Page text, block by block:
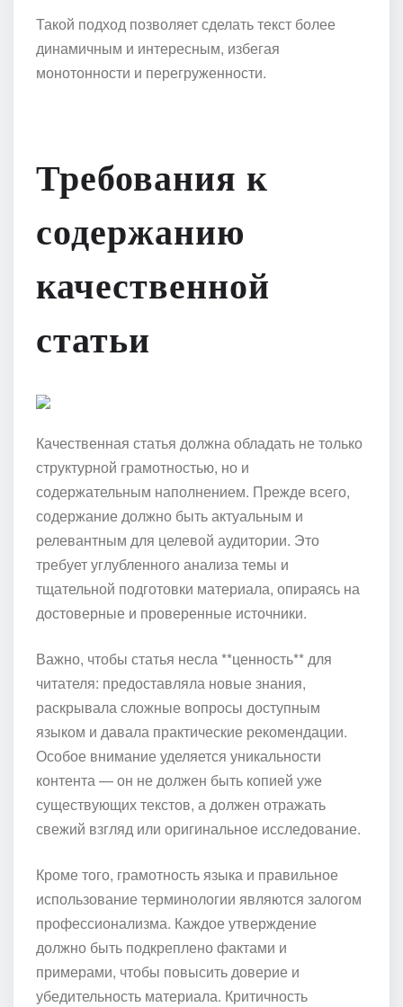
Такой подход позволяет сделать текст более
динамичным и интересным, избегая
монотонности и перегруженности.
Требования к
содержанию
качественной
статьи
Качественная статья должна обладать не только
структурной грамотностью, но и
содержательным наполнением. Прежде всего,
содержание должно быть актуальным и
релевантным для целевой аудитории. Это
требует углубленного анализа темы и
тщательной подготовки материала, опираясь на
достоверные и проверенные источники.
Важно, чтобы статья несла **ценность** для
читателя: предоставляла новые знания,
раскрывала сложные вопросы доступным
языком и давала практические рекомендации.
Особое внимание уделяется уникальности
контента — он не должен быть копией уже
существующих текстов, а должен отражать
свежий взгляд или оригинальное исследование.
Кроме того, грамотность языка и правильное
использование терминологии являются залогом
профессионализма. Каждое утверждение
должно быть подкреплено фактами и
примерами, чтобы повысить доверие и
убедительность материала. Критичность